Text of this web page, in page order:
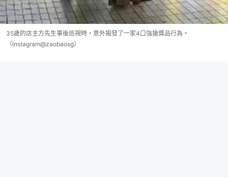
35歲的店主方先生事後巡視時，意外揭發了一家4口強搶獎品行為。
（Instagram@zaobaosg）